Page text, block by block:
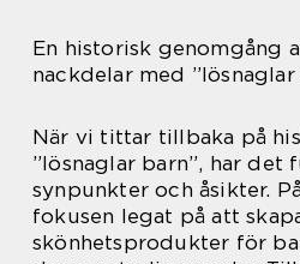
En historisk genomgång
nackdelar med ”lösnaglar
När vi tittar tillbaka på
”lösnaglar barn”, har det
synpunkter och åsikter.
fokusen legat på att
skönhetsprodukter för